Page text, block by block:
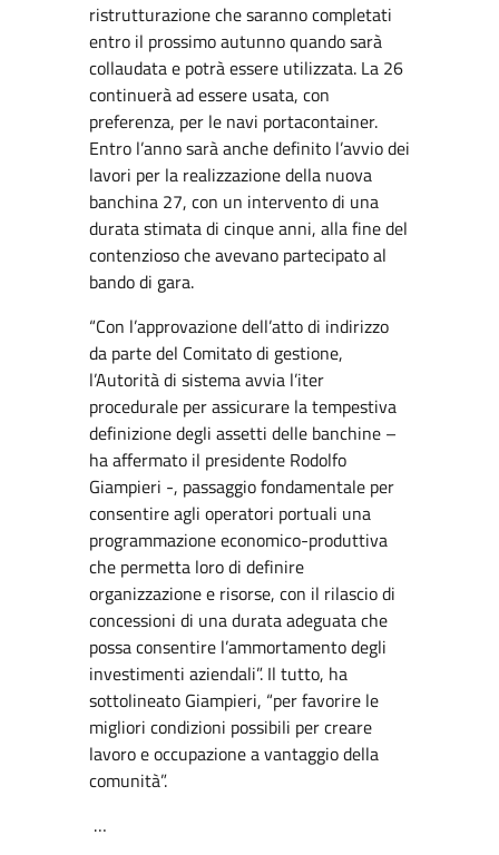
ristrutturazione che saranno completati
entro il prossimo autunno quando sarà
collaudata e potrà essere utilizzata. La 26
continuerà ad essere usata, con
preferenza, per le navi portacontainer.
Entro l’anno sarà anche definito l’avvio dei
lavori per la realizzazione della nuova
banchina 27, con un intervento di una
durata stimata di cinque anni, alla fine del
contenzioso che avevano partecipato al
bando di gara.
“Con l’approvazione dell’atto di indirizzo
da parte del Comitato di gestione,
l’Autorità di sistema avvia l’iter
procedurale per assicurare la tempestiva
definizione degli assetti delle banchine –
ha affermato il presidente Rodolfo
Giampieri -, passaggio fondamentale per
consentire agli operatori portuali una
programmazione economico-produttiva
che permetta loro di definire
organizzazione e risorse, con il rilascio di
concessioni di una durata adeguata che
possa consentire l’ammortamento degli
investimenti aziendali”. Il tutto, ha
sottolineato Giampieri, “per favorire le
migliori condizioni possibili per creare
lavoro e occupazione a vantaggio della
comunità”.
…